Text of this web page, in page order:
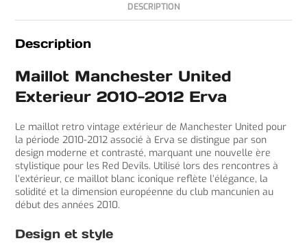
DESCRIPTION
Description
Maillot Manchester United
Exterieur 2010-2012 Erva
Le maillot retro vintage extérieur de Manchester United pour
la période 2010-2012 associé à Erva se distingue par son
design moderne et contrasté, marquant une nouvelle ère
stylistique pour les Red Devils. Utilisé lors des rencontres à
l’extérieur, ce maillot blanc iconique reflète l’élégance, la
solidité et la dimension européenne du club mancunien au
début des années 2010.
Design et style